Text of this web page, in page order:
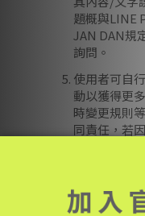
題概與LINE
JAN DAN規
詢問。
使用者可自
動以獲得更
時變更規則
同責任，若
(1) 操作方式
(2) 無提供分